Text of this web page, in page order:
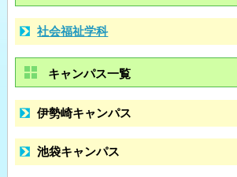
社会福祉学科
キャンパス一覧
伊勢崎キャンパス
池袋キャンパス